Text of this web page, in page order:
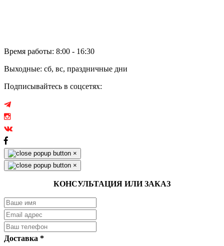
Время работы: 8:00 - 16:30
Выходные: сб, вс, праздничные дни
Подписывайтесь в соцсетях:
×
×
КОНСУЛЬТАЦИЯ ИЛИ ЗАКАЗ
Доставка *